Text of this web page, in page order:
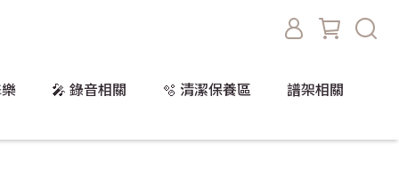
🎤 錄音相關 🫧 清潔保養區
譜架相關